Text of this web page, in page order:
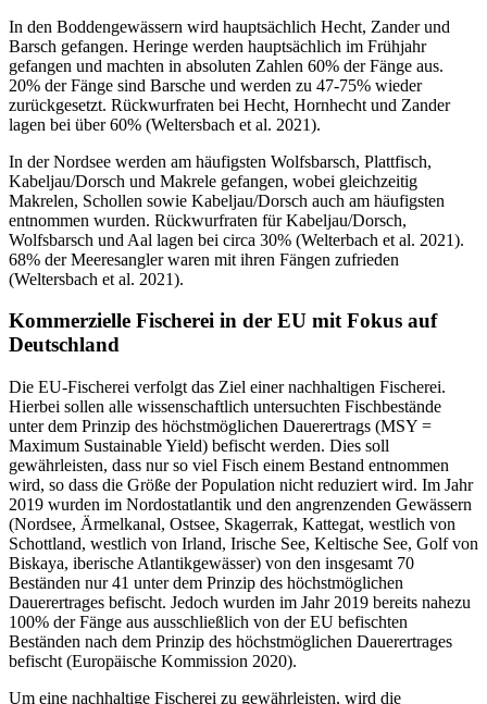
In den Boddengewässern wird hauptsächlich Hecht, Zander und
Barsch gefangen. Heringe werden hauptsächlich im Frühjahr
gefangen und machten in absoluten Zahlen 60% der Fänge aus.
20% der Fänge sind Barsche und werden zu 47-75% wieder
zurückgesetzt. Rückwurfraten bei Hecht, Hornhecht und Zander
lagen bei über 60% (Weltersbach et al. 2021).
In der Nordsee werden am häufigsten Wolfsbarsch, Plattfisch,
Kabeljau/Dorsch und Makrele gefangen, wobei gleichzeitig
Makrelen, Schollen sowie Kabeljau/Dorsch auch am häufigsten
entnommen wurden. Rückwurfraten für Kabeljau/Dorsch,
Wolfsbarsch und Aal lagen bei circa 30% (Welterbach et al. 2021).
68% der Meeresangler waren mit ihren Fängen zufrieden
(Weltersbach et al. 2021).
Kommerzielle Fischerei in der EU mit Fokus auf
Deutschland
Die EU-Fischerei verfolgt das Ziel einer nachhaltigen Fischerei.
Hierbei sollen alle wissenschaftlich untersuchten Fischbestände
unter dem Prinzip des höchstmöglichen Dauerertrags (MSY =
Maximum Sustainable Yield) befischt werden. Dies soll
gewährleisten, dass nur so viel Fisch einem Bestand entnommen
wird, so dass die Größe der Population nicht reduziert wird. Im Jahr
2019 wurden im Nordostatlantik und den angrenzenden Gewässern
(Nordsee, Ärmelkanal, Ostsee, Skagerrak, Kattegat, westlich von
Schottland, westlich von Irland, Irische See, Keltische See, Golf von
Biskaya, iberische Atlantikgewässer) von den insgesamt 70
Beständen nur 41 unter dem Prinzip des höchstmöglichen
Dauerertrages befischt. Jedoch wurden im Jahr 2019 bereits nahezu
100% der Fänge aus ausschließlich von der EU befischten
Beständen nach dem Prinzip des höchstmöglichen Dauerertrages
befischt (Europäische Kommission 2020).
Um eine nachhaltige Fischerei zu gewährleisten, wird die